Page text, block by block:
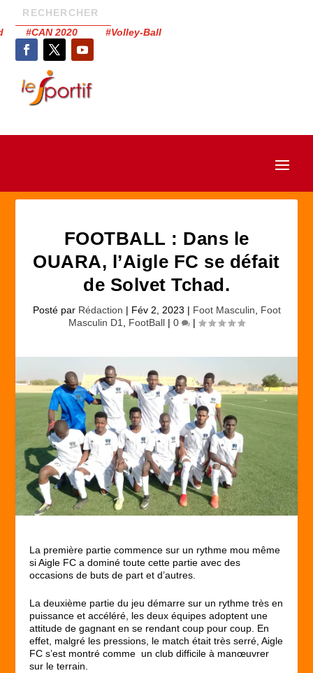
#CAN 2020 #Volley-Ball
FOOTBALL : Dans le
OUARA, l’Aigle FC se défait
de Solvet Tchad.
Posté par Rédaction | Fév 2, 2023 | Foot Masculin
Foot
Masculin D1
FootBall | 0 |
La première partie commence sur un rythme mou même
si Aigle FC a dominé toute cette partie avec des
occasions de buts de part et d’autres.
La deuxième partie du jeu démarre sur un rythme très en
puissance et accéléré, les deux équipes adoptent une
attitude de gagnant en se rendant coup pour coup. En
effet, malgré les pressions, le match était très serré, Aigle
FC s’est montré comme un club difficile à manœuvrer
sur le terrain.